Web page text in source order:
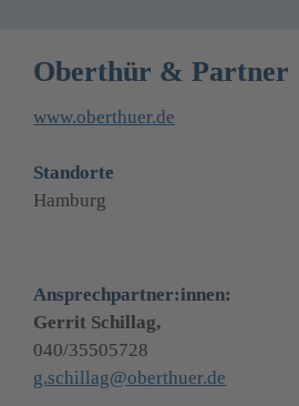
Oberthür & Partner
www.oberthuer.de
Standorte
Hamburg
Ansprechpartner:innen:
Gerrit Schillag,
g.schillag@oberthuer.de